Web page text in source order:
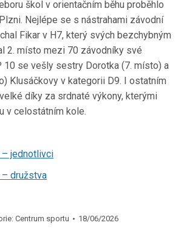
škol v orientačním běhu proběhlo
Nejlépe se s nástrahami závodní
Fikar v H7, který svých bezchybným
2. místo mezi 70 závodníky své
10 se vešly sestry Dorotka (7. místo) a
Klusáčkovy v kategorii D9. I ostatním
díky za srdnaté výkony, kterými
v celostátním kole.
jednotlivci
družstva
Centrum sportu 18/06/2026